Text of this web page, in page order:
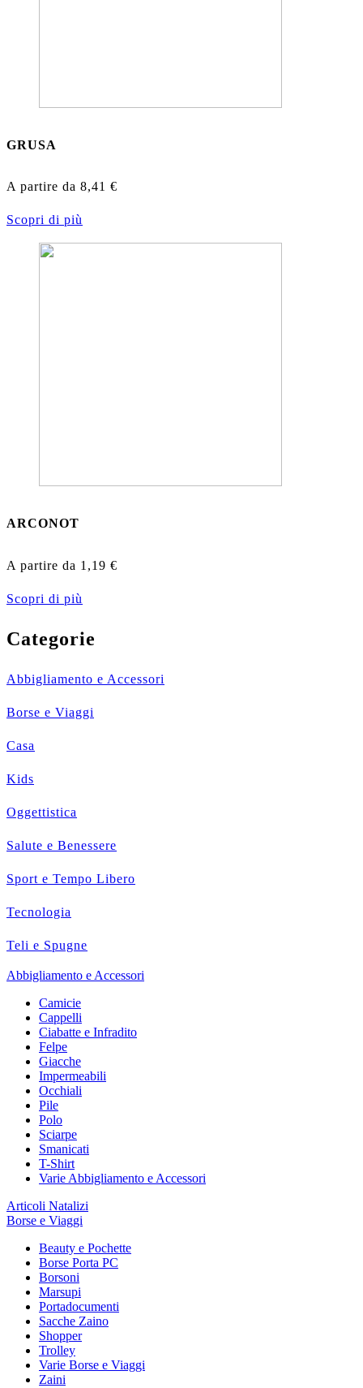
GRUSA
A partire da 8,41 €
Scopri di più
ARCONOT
A partire da 1,19 €
Scopri di più
Categorie
Abbigliamento e Accessori
Borse e Viaggi
Casa
Kids
Oggettistica
Salute e Benessere
Sport e Tempo Libero
Tecnologia
Teli e Spugne
Abbigliamento e Accessori
Camicie
Cappelli
Ciabatte e Infradito
Felpe
Giacche
Impermeabili
Occhiali
Pile
Polo
Sciarpe
Smanicati
T-Shirt
Varie Abbigliamento e Accessori
Articoli Natalizi
Borse e Viaggi
Beauty e Pochette
Borse Porta PC
Borsoni
Marsupi
Portadocumenti
Sacche Zaino
Shopper
Trolley
Varie Borse e Viaggi
Zaini